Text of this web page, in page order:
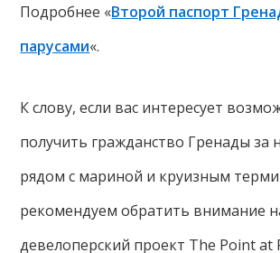
Подробнее «Второй паспорт
парусами«.
К слову, если вас интересует
получить гражданство Гренады за
рядом с мариной и круизным
рекомендуем обратить внимание
девелоперский проект The Point at